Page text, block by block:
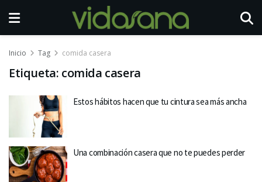
Inicio Tag comida casera
Etiqueta: comida casera
Estos hábitos hacen que tu cintura sea más ancha
Una combinación casera que no te puedes perder